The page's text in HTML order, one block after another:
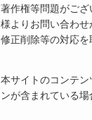
著作権等問題がご
様よりお問い合わ
修正削除等の対応を
本サイトのコンテ
ンが含まれている場